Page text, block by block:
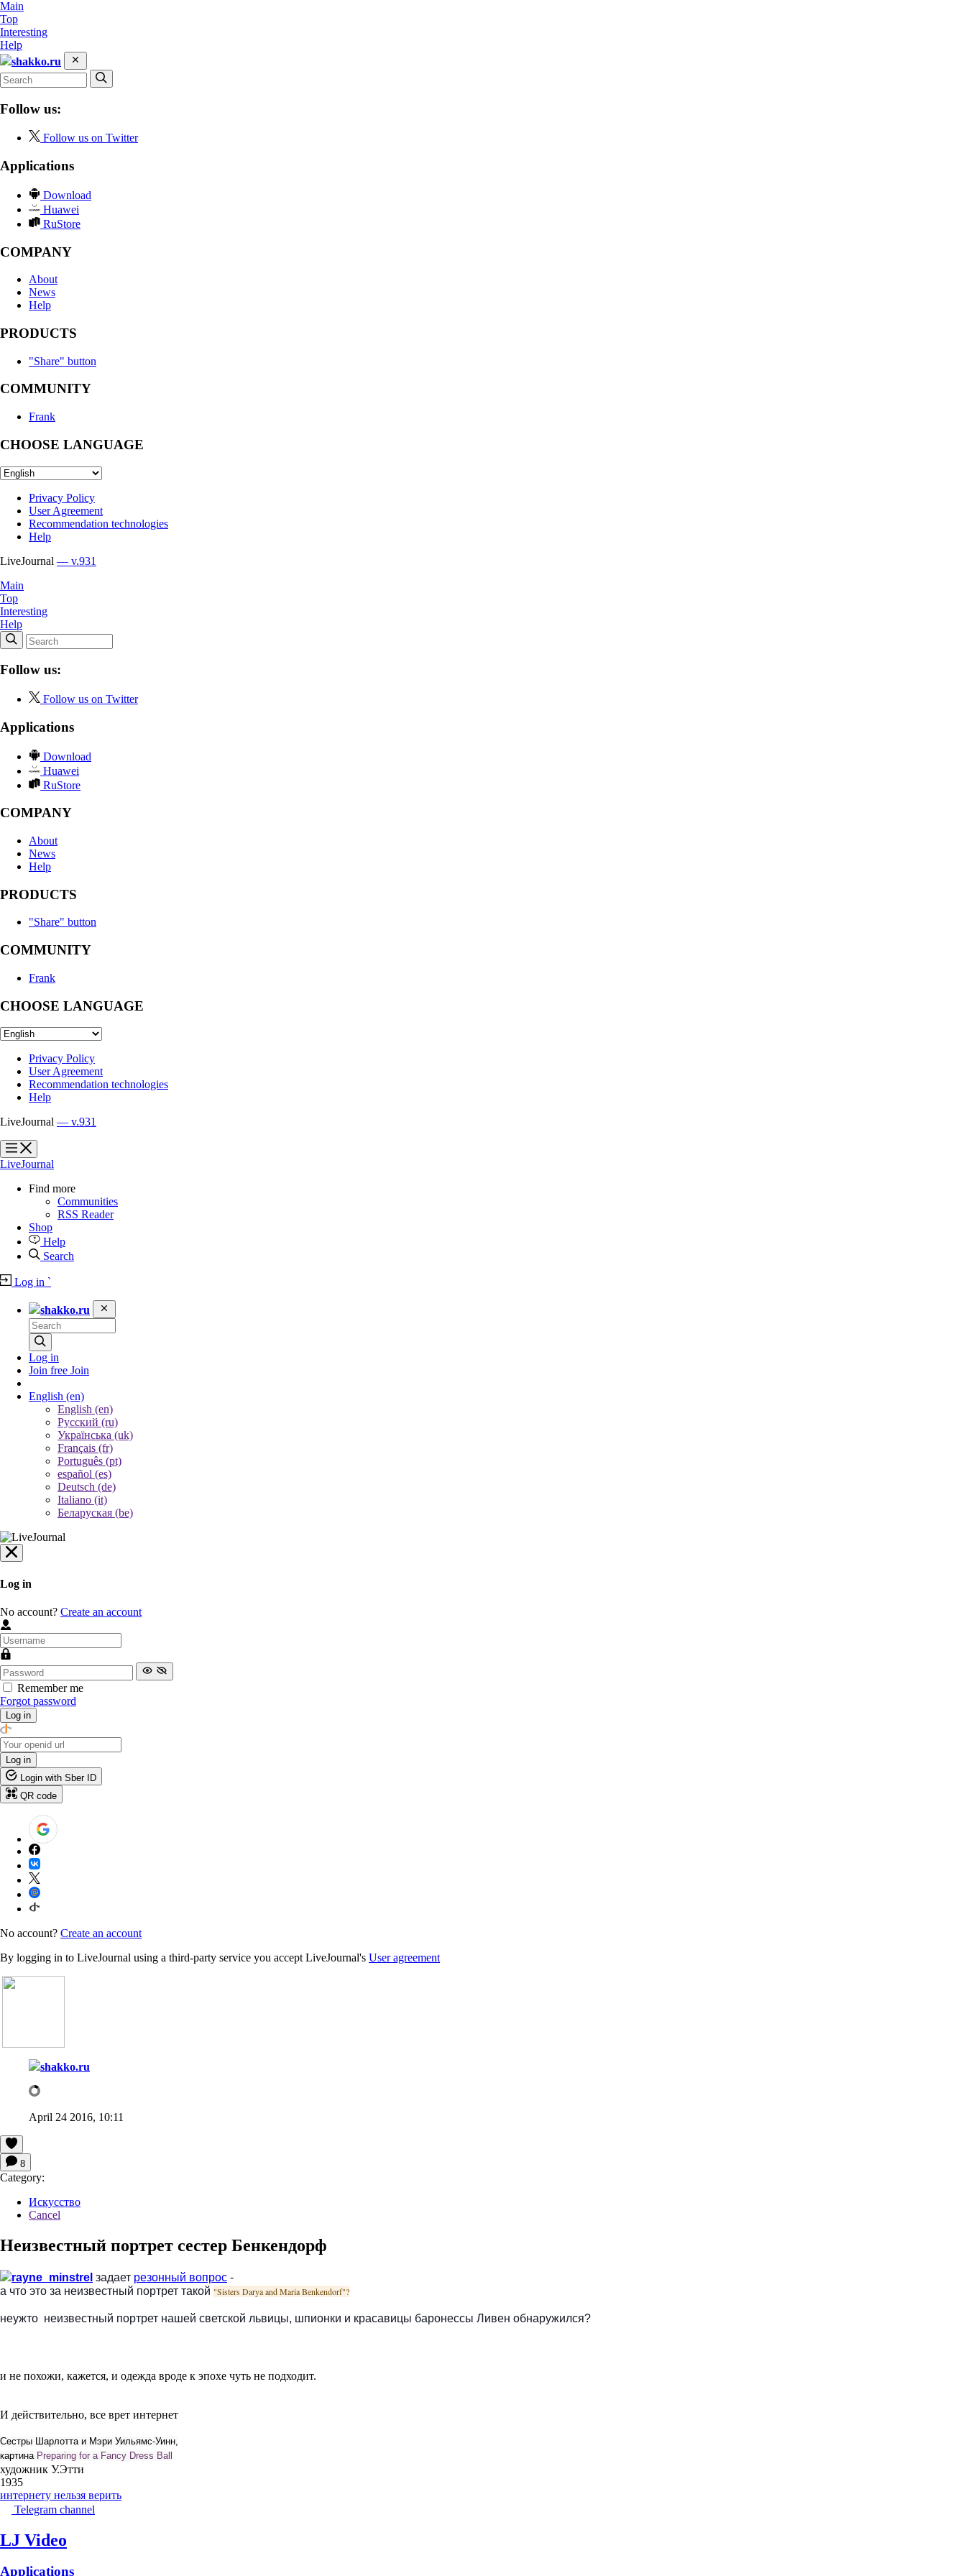
Main
Top
Interesting
Help
shakko.ru
Follow us:
Follow us on Twitter
Applications
Download
Huawei
RuStore
COMPANY
About
News
Help
PRODUCTS
"Share" button
COMMUNITY
Frank
CHOOSE LANGUAGE
Privacy Policy
User Agreement
Recommendation technologies
Help
LiveJournal — v.931
Main
Top
Interesting
Help
Follow us:
Follow us on Twitter
Applications
Download
Huawei
RuStore
COMPANY
About
News
Help
PRODUCTS
"Share" button
COMMUNITY
Frank
CHOOSE LANGUAGE
Privacy Policy
User Agreement
Recommendation technologies
Help
LiveJournal — v.931
?
?
LiveJournal
Find more
Communities
RSS Reader
Shop
Help
Search
Log in `
shakko.ru
Log in
Join free Join
English (en)
English (en)
Русский (ru)
Українська (uk)
Français (fr)
Português (pt)
español (es)
Deutsch (de)
Italiano (it)
Беларуская (be)
Log in
No account? Create an account
Remember me
Forgot password
Log in
Log in
Login with Sber ID
QR code
No account? Create an account
By logging in to LiveJournal using a third-party service you accept LiveJournal's User agreement
shakko.ru
April 24 2016, 10:11
8
Category:
Искусство
Cancel
Неизвестный портрет сестер Бенкендорф
rayne_minstrel задает резонный вопрос -
а что это за неизвестный портрет такой "Sisters Darya and Maria Benkendorf"?
неужто неизвестный портрет нашей светской львицы, шпионки и красавицы баронессы Ливен обнаружился?
и не похожи, кажется, и одежда вроде к эпохе чуть не подходит.
И действительно, все врет интернет
Сестры Шарлотта и Мэри Уильямс-Уинн,
картина Preparing for a Fancy Dress Ball
художник У.Этти
1935
интернету нельзя верить
Telegram channel
LJ Video
Applications